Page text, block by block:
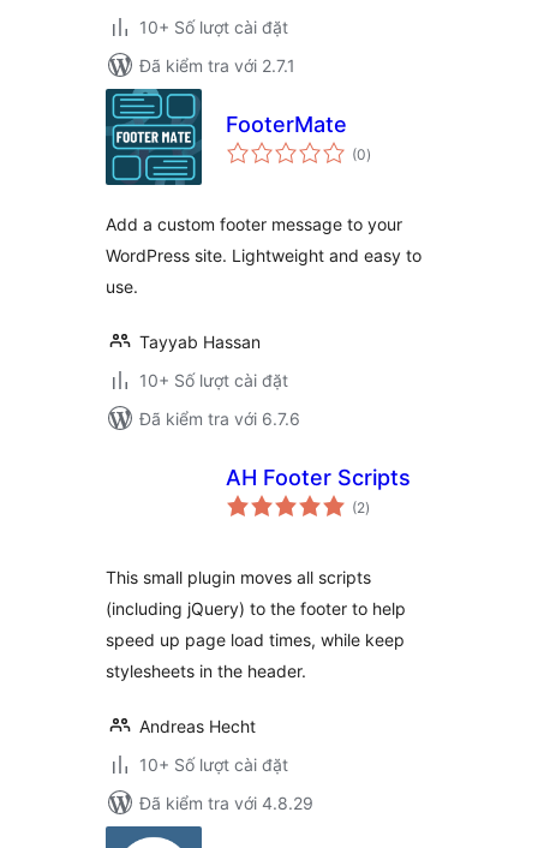
10+ Số lượt cài đặt
Đã kiểm tra với 2.7.1
FooterMate
(0tổng
đánh
)
Add a custom footer message to your
WordPress site. Lightweight and easy to
use.
Tayyab Hassan
10+ Số lượt cài đặt
Đã kiểm tra với 6.7.6
AH Footer Scripts
(2tổng
đánh
)
This small plugin moves all scripts
(including jQuery) to the footer to help
speed up page load times, while keep
stylesheets in the header.
Andreas Hecht
10+ Số lượt cài đặt
Đã kiểm tra với 4.8.29